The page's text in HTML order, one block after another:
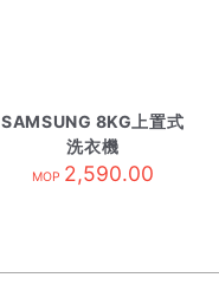
SAMSUNG 8KG上置式
洗衣機
WA40F08DFWSH 白色
MOP 2,590.00